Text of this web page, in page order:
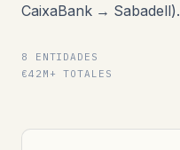
CaixaBank → Sabadell).
8 ENTIDADES
€42M+ TOTALES